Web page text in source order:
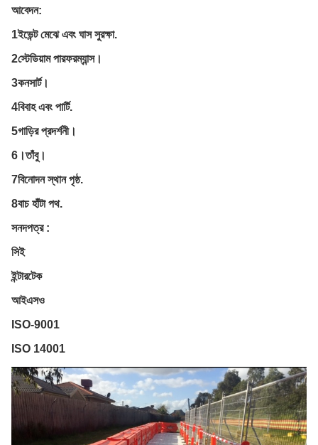
আবেদন:
1ইভেন্ট মেঝে এবং ঘাস সুরক্ষা.
2স্টেডিয়াম পারফরম্যান্স।
3কনসার্ট।
4বিবাহ এবং পার্টি.
5গাড়ির প্রদর্শনী।
6।তাঁবু।
7বিনোদন স্থান পৃষ্ঠ.
8বাচ হাঁটা পথ.
সনদপত্র :
সিই
ইন্টারটেক
আইএসও
ISO-9001
ISO 14001